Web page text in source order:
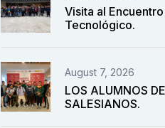
Visita al Encuentro
Tecnológico.
August 7, 2026
LOS ALUMNOS DE
SALESIANOS.